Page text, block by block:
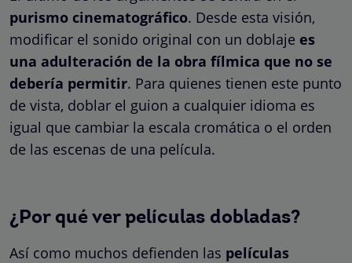
purismo cinematográfico. Desde esta visión,
modificar el sonido original con un doblaje es
una adulteración de la obra fílmica que no se
debería permitir. Para quienes tienen este punto
de vista, doblar el guion a cualquier idioma es
igual que cambiar la escala cromática o el orden
de las escenas de una película.
¿Por qué ver películas dobladas?
Así como muchos defienden las películas